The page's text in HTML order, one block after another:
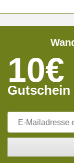
10€
Gutschein